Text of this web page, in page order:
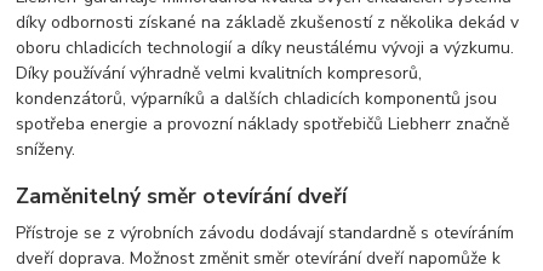
díky odbornosti získané na základě zkušeností z několika dekád v
oboru chladicích technologií a díky neustálému vývoji a výzkumu.
Díky používání výhradně velmi kvalitních kompresorů,
kondenzátorů, výparníků a dalších chladicích komponentů jsou
spotřeba energie a provozní náklady spotřebičů Liebherr značně
sníženy.
Zaměnitelný směr otevírání dveří
Přístroje se z výrobních závodu dodávají standardně s otevíráním
dveří doprava. Možnost změnit směr otevírání dveří napomůže k